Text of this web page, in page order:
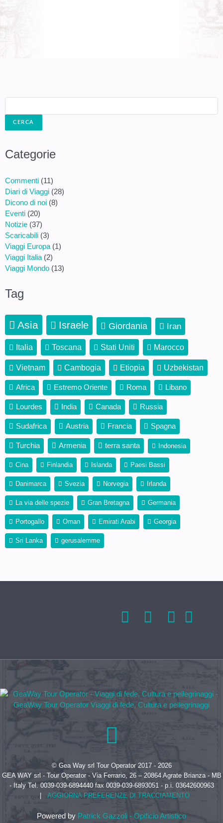
Categorie
Commenti (11)
Diari di Viaggi (28)
Dicono di noi (8)
Eventi (20)
Notizie (37)
Scaricabili (3)
Viaggi Europa (1)
Viaggi Italia (2)
Viaggi Mondo (13)
Tag
Asia Israele Giordania Iran
Italia Toscana Stati Uniti Marocco
Vietnam Cambogia Etiopia Uzbekistan
Africa Estremo Oriente Roma Libano
Lourdes India Canada Russia
Sudafrica Austria Francia Spagna
Turchia Armenia terra santa Indonesia
Cina Finlandia Islanda Paesi Bassi
Danimarca Svezia Norvegia Irlanda
La via delle spezie Gran Bretagna Germania
Portogallo Oman Emirati Arabi Georgia
Sri Lanka gerusalemme
© Gea Way srl Tour Operator 2017 - 2026
GEA WAY srl - Tour Operator - Via Ferrario, 26 – 20864 Agrate Brianza - MB
- Italy Tel. 0039-039-6894440 fax 0039-039-6893051 - p.i. 03642600963
AGGIORNA PREFERENZE DI TRACCIAMENTO
Powered by Patrick Gazzoli - Opificio Artistico